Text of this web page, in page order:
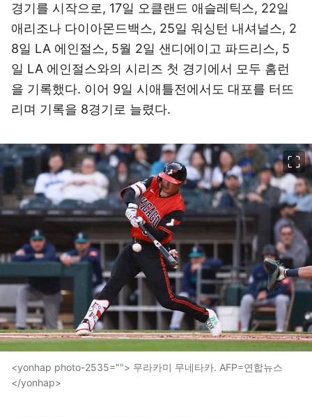
경기를 시작으로, 17일 오클랜드 애슬레틱스, 22일
애리조나 다이아몬드백스, 25일 워싱턴 내셔널스, 2
8일 LA 에인절스, 5월 2일 샌디에이고 파드리스, 5
일 LA 에인절스와의 시리즈 첫 경기에서 모두 홈런
을 기록했다. 이어 9일 시애틀전에서도 대포를 터뜨
리며 기록을 8경기로 늘렸다.
<yonhap photo-2535=""> 무라카미 무네타카. AFP=연합뉴스
</yonhap>